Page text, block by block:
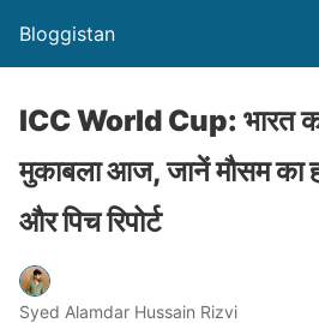
Bloggistan
ICC World Cup: भारत
मुकाबला आज, जानें मौसम का
और पिच रिपोर्ट
Syed Alamdar Hussain Rizvi